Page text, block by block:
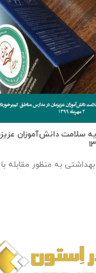
سلامت دانش‌آموزان
به منظور مقابله